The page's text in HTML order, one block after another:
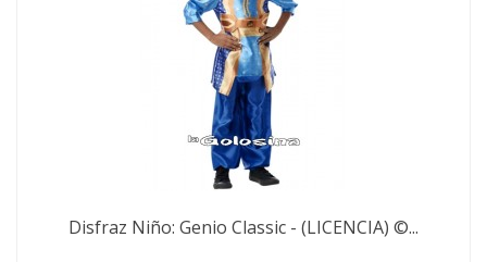
Disfraz Niño: Genio Classic - (LICENCIA) ©...